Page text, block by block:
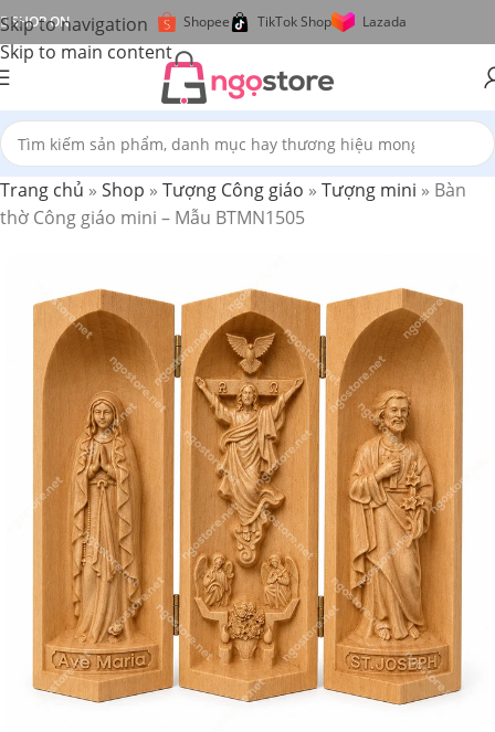
Skip to navigation
Skip to main content
SHOP ON Shopee TikTok Shop Lazada
Trang chủ » Shop » Tượng Công giáo » Tượng mini » Bàn
thờ Công giáo mini – Mẫu BTMN1505